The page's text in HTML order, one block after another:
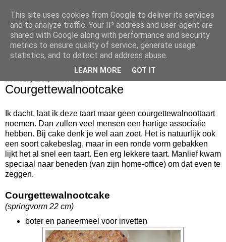
bijna net zo lekker als thuis
Courgettewalnootcake
Ik dacht, laat ik deze taart maar geen courgettewalnoottaart
noemen. Dan zullen veel mensen een hartige associatie
hebben. Bij cake denk je wel aan zoet. Het is natuurlijk ook
een soort cakebeslag, maar in een ronde vorm gebakken
lijkt het al snel een taart. Een erg lekkere taart. Manlief kwam
speciaal naar beneden (van zijn home-office) om dat even te
zeggen.
Courgettewalnootcake
(springvorm 22 cm)
boter en paneermeel voor invetten
This site uses cookies from Google to deliver its services
and to analyze traffic. Your IP address and user-agent are
shared with Google along with performance and security
metrics to ensure quality of service, generate usage
statistics, and to detect and address abuse.
LEARN MORE GOT IT